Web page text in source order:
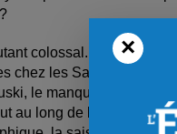
colossal. Le principal
chez les Sags. On vise
le manque de punch
au long de la saison, ça
×